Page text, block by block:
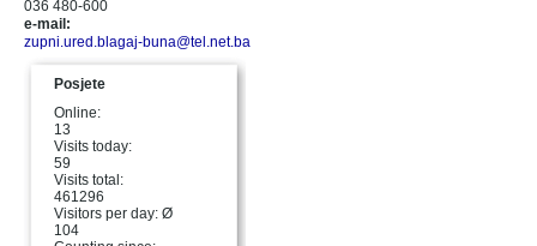
036 480-600
e-mail:
zupni.ured.blagaj-buna@tel.net.ba
Posjete
Online:
13
Visits today:
59
Visits total:
461296
Visitors per day: Ø
104